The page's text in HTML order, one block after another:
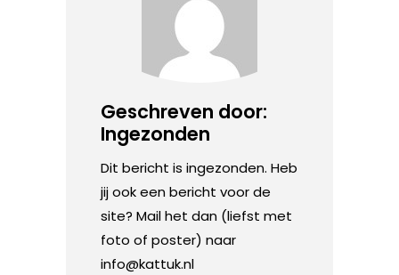
Geschreven door:
Ingezonden
Dit bericht is ingezonden. Heb
jij ook een bericht voor de
site? Mail het dan (liefst met
foto of poster) naar
info@kattuk.nl